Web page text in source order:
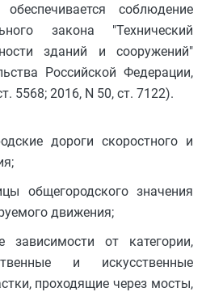
соблюдение
закона "Технический
зданий и сооружений"
Российской Федерации,
5568; 2016, N 50, ст. 7122).
дороги скоростного и
общегородского значения
движения;
от категории,
и искусственные
проходящие через мосты,